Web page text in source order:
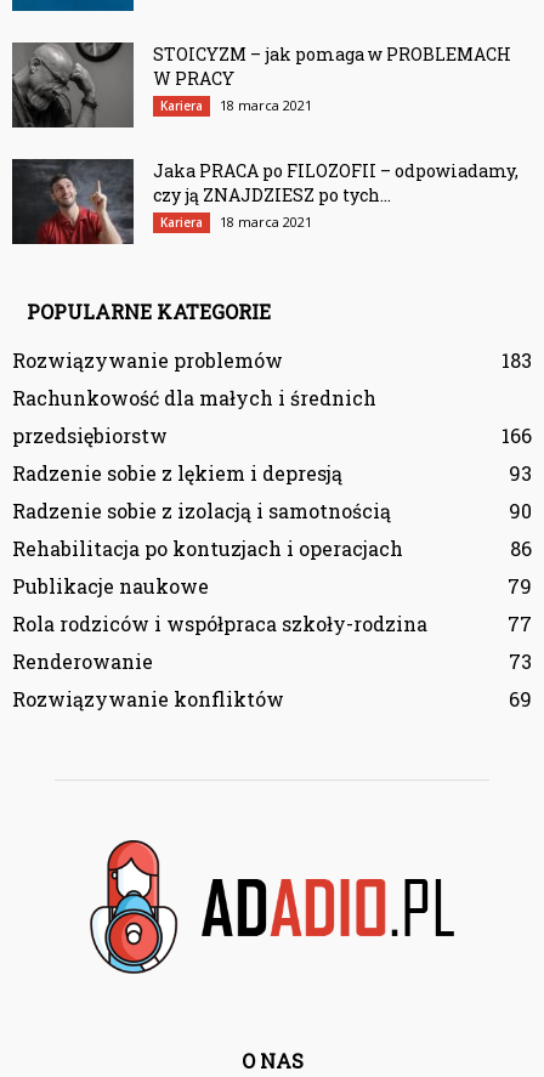
STOICYZM – jak pomaga w PROBLEMACH
W PRACY
Kariera 18 marca 2021
Jaka PRACA po FILOZOFII – odpowiadamy,
czy ją ZNAJDZIESZ po tych...
Kariera 18 marca 2021
POPULARNE KATEGORIE
Rozwiązywanie problemów
183
Rachunkowość dla małych i średnich
przedsiębiorstw
166
Radzenie sobie z lękiem i depresją
93
Radzenie sobie z izolacją i samotnością
90
Rehabilitacja po kontuzjach i operacjach
86
Publikacje naukowe
79
Rola rodziców i współpraca szkoły-rodzina
77
Renderowanie
73
Rozwiązywanie konfliktów
69
O NAS